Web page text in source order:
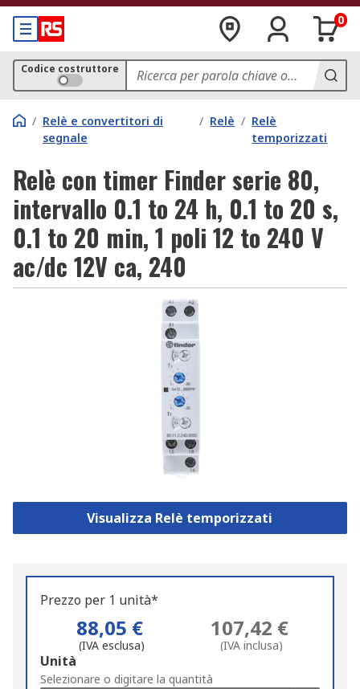
0
Codice costruttore
/ Relè e convertitori di
segnale
/ Relè / Relè
temporizzati
Relè con timer Finder serie 80,
intervallo 0.1 to 24 h, 0.1 to 20 s,
0.1 to 20 min, 1 poli 12 to 240 V
ac/dc 12V ca, 240
Visualizza Relè temporizzati
Prezzo per 1 unità*
88,05 €
(IVA esclusa)
107,42 €
(IVA inclusa)
Add
to
Unità
Selezionare o digitare la quantità